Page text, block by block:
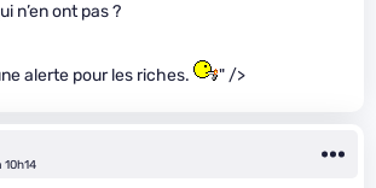
n’en ont pas ?
alerte pour les riches. " />
10h14